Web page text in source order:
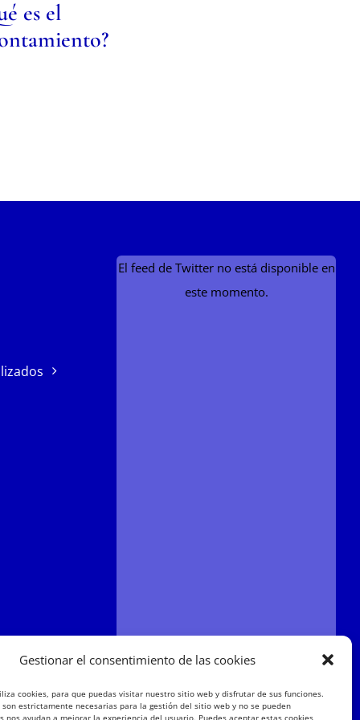
Gestionar el consentimiento de las cookies
cookies, para que puedas visitar nuestro sitio web y disfrutar de sus funciones.
son estrictamente necesarias para la gestión del sitio web y no se pueden
nos ayudan a mejorar la experiencia del usuario. Puedes aceptar estas cookies
es el
El feed de Twitter no está disponible en
este momento.